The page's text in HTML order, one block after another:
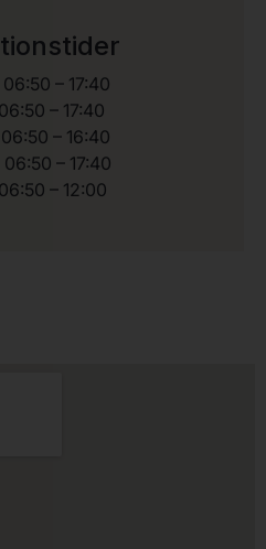
– 17:40
– 17:40
– 16:40
– 17:40
– 12:00